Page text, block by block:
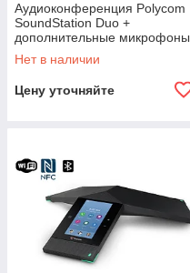
Аудиоконференция Polycom
SoundStation Duo +
дополнительные микрофоны
Нет в наличии
Цену уточняйте